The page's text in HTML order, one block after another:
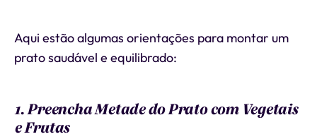
Aqui estão algumas orientações para montar um
prato saudável e equilibrado:
1. Preencha Metade do Prato com Vegetais
e Frutas